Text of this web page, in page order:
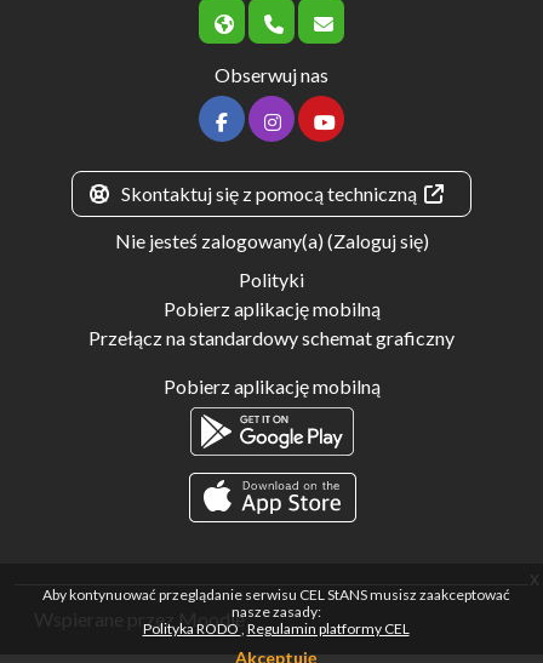
Aby kontynuować przeglądanie serwisu CEL StANS musisz zaakceptować
nasze zasady:
Polityka RODO Regulamin platformy CEL
Akceptuję
x
Obserwuj nas
Skontaktuj się z pomocą techniczną
Nie jesteś zalogowany(a) (Zaloguj się)
Polityki
Pobierz aplikację mobilną
Przełącz na standardowy schemat graficzny
Pobierz aplikację mobilną
Wspierane przez Moodle